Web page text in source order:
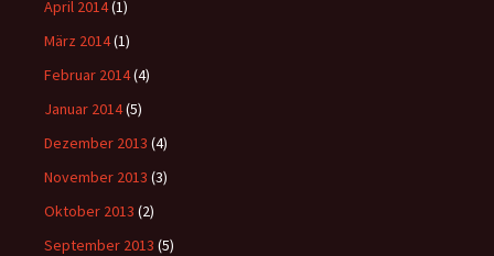
April 2014(1)
März 2014(1)
Februar 2014(4)
Januar 2014(5)
Dezember 2013 (4)
November 2013 (3)
Oktober 2013 (2)
September 2013 (5)